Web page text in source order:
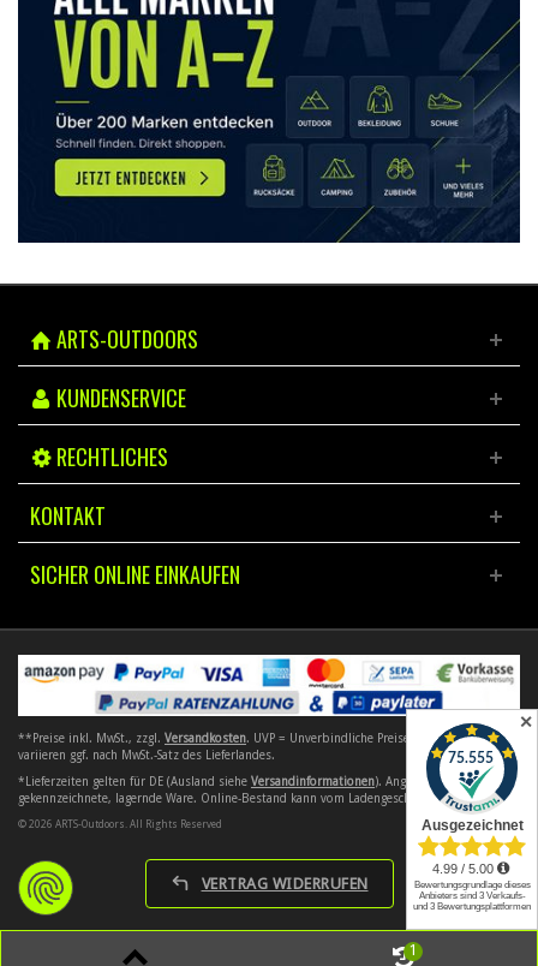
ARTS-OUTDOORS
KUNDENSERVICE
RECHTLICHES
KONTAKT
SICHER ONLINE EINKAUFEN
VERTRAG WIDERRUFEN
**Preise inkl. MwSt., zzgl. Versandkosten. UVP = Unverbindliche Preisempfehlung. Preise
variieren ggf. nach MwSt.-Satz des Lieferlandes.
*Lieferzeiten gelten für DE (Ausland siehe Versandinformationen). Angebote gelten nur für
gekennzeichnete, lagernde Ware. Online-Bestand kann vom Ladengeschäft abweichen.
© 2026 ARTS-Outdoors. All Rights Reserved
1
✕